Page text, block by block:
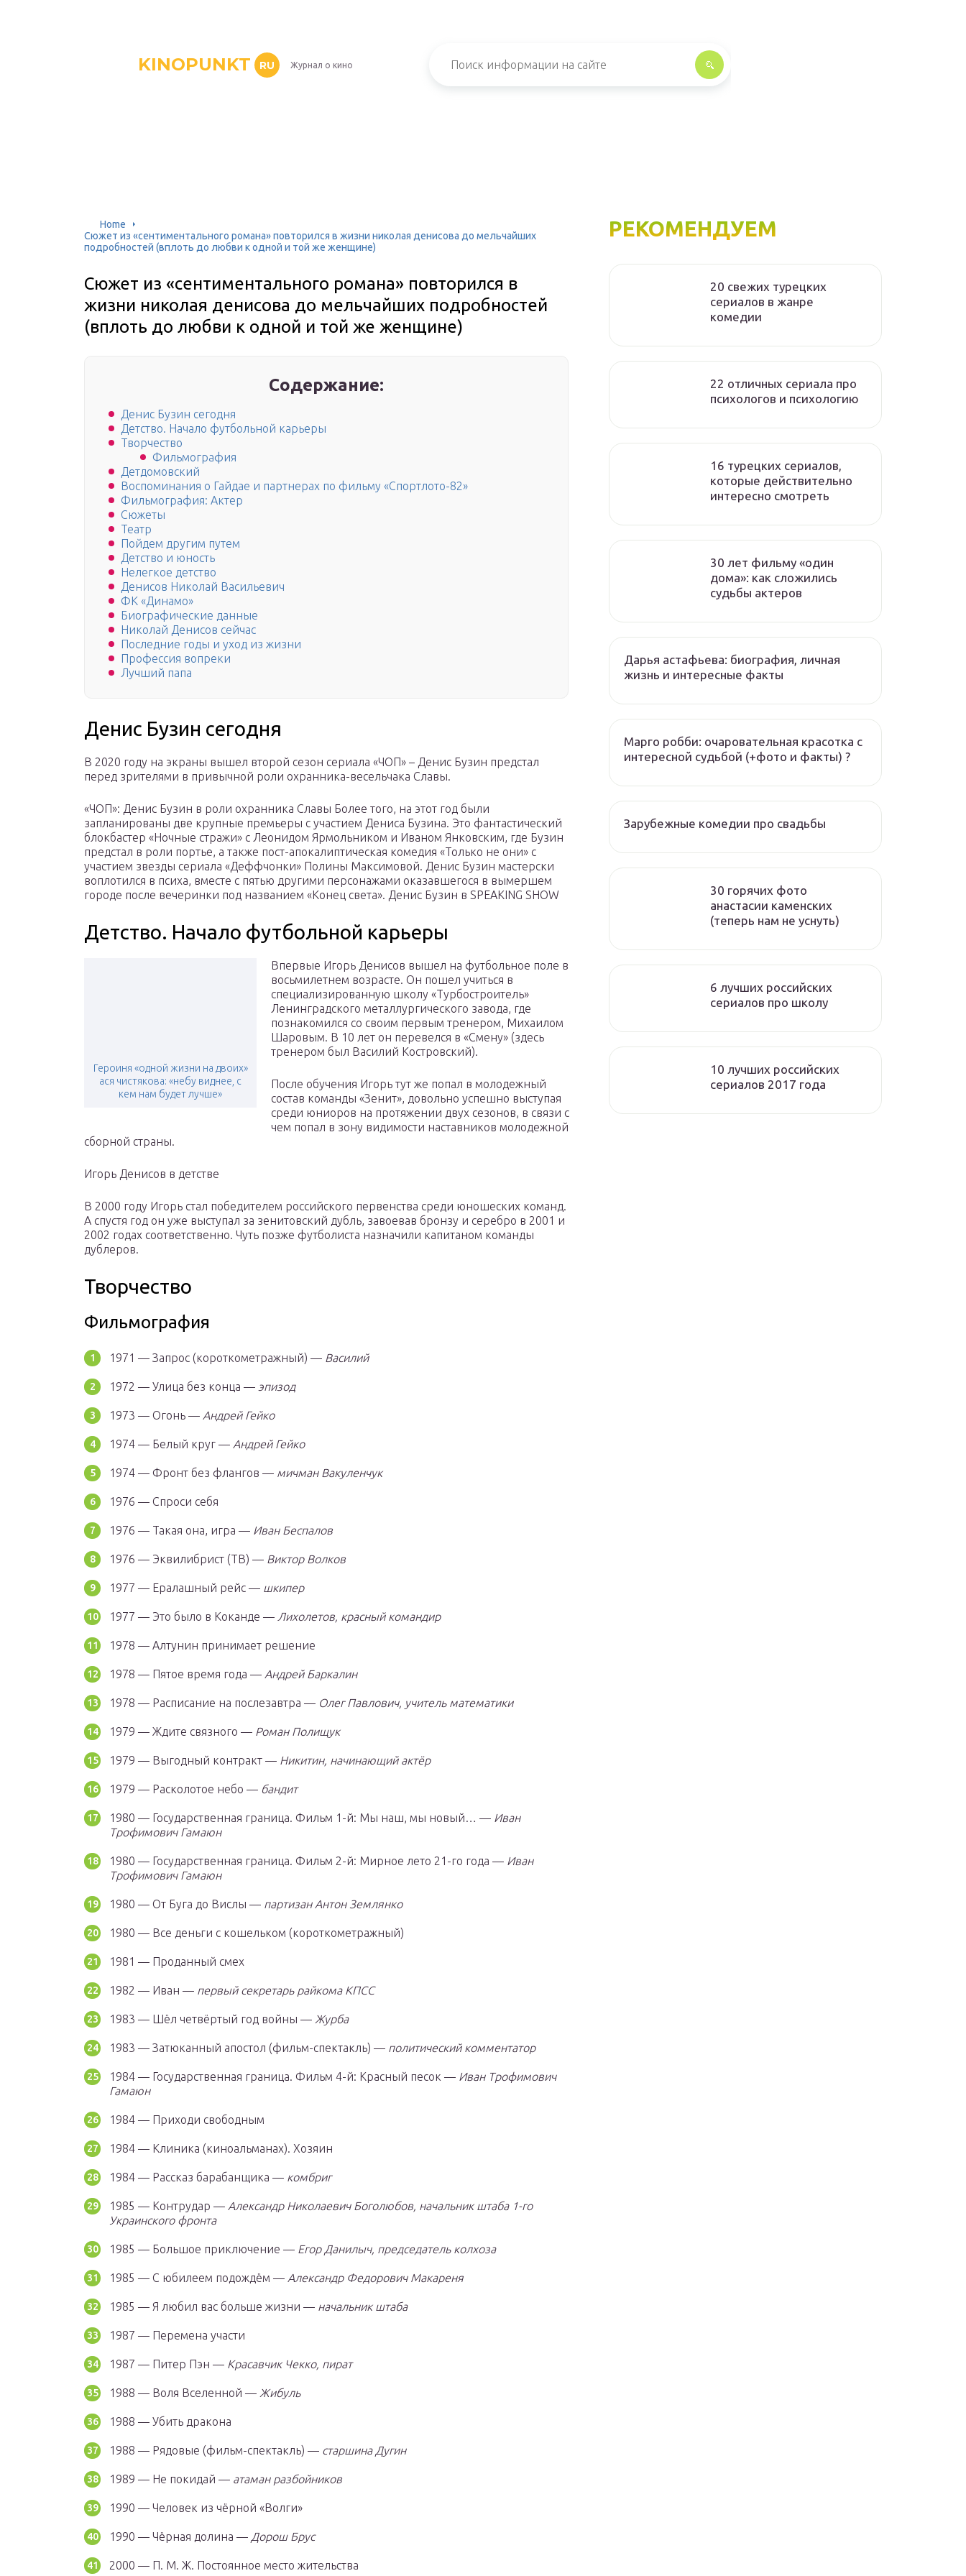
KINOPUNKT RU Журнал о кино
Home
Сюжет из «сентиментального романа» повторился в жизни николая денисова до мельчайших
подробностей (вплоть до любви к одной и той же женщине)
Сюжет из «сентиментального романа» повторился в
жизни николая денисова до мельчайших подробностей
(вплоть до любви к одной и той же женщине)
Содержание:
Денис Бузин сегодня
Детство. Начало футбольной карьеры
Творчество
Фильмография
Детдомовский
Воспоминания о Гайдае и партнерах по фильму «Спортлото-82»
Фильмография: Актер
Сюжеты
Театр
Пойдeм другим путeм
Детство и юность
Нелегкое детство
Денисов Николай Васильевич
ФК «Динамо»
Биографические данные
Николай Денисов сейчас
Последние годы и уход из жизни
Профессия вопреки
Лучший папа
Денис Бузин сегодня
В 2020 году на экраны вышел второй сезон сериала «ЧОП» – Денис Бузин предстал
перед зрителями в привычной роли охранника-весельчака Славы.
«ЧОП»: Денис Бузин в роли охранника Славы Более того, на этот год были
запланированы две крупные премьеры с участием Дениса Бузина. Это фантастический
блокбастер «Ночные стражи» с Леонидом Ярмольником и Иваном Янковским, где Бузин
предстал в роли портье, а также пост-апокалиптическая комедия «Только не они» с
участием звезды сериала «Деффчонки» Полины Максимовой. Денис Бузин мастерски
воплотился в психа, вместе с пятью другими персонажами оказавшегося в вымершем
городе после вечеринки под названием «Конец света». Денис Бузин в SPEAKING SHOW
Детство. Начало футбольной карьеры
Героиня «одной жизни на двоих»
ася чистякова: «небу виднее, с
кем нам будет лучше»
Впервые Игорь Денисов вышел на футбольное поле в
восьмилетнем возрасте. Он пошел учиться в
специализированную школу «Турбостроитель»
Ленинградского металлургического завода, где
познакомился со своим первым тренером, Михаилом
Шаровым. В 10 лет он перевелся в «Смену» (здесь
тренером был Василий Костровский).
После обучения Игорь тут же попал в молодежный
состав команды «Зенит», довольно успешно выступая
среди юниоров на протяжении двух сезонов, в связи с
чем попал в зону видимости наставников молодежной
сборной страны.
Игорь Денисов в детстве
В 2000 году Игорь стал победителем российского первенства среди юношеских команд.
А спустя год он уже выступал за зенитовский дубль, завоевав бронзу и серебро в 2001 и
2002 годах соответственно. Чуть позже футболиста назначили капитаном команды
дублеров.
Творчество
Фильмография
1971 — Запрос (короткометражный) — Василий
1972 — Улица без конца — эпизод
1973 — Огонь — Андрей Гейко
1974 — Белый круг — Андрей Гейко
1974 — Фронт без флангов — мичман Вакуленчук
1976 — Спроси себя
1976 — Такая она, игра — Иван Беспалов
1976 — Эквилибрист (ТВ) — Виктор Волков
1977 — Ералашный рейс — шкипер
1977 — Это было в Коканде — Лихолетов, красный командир
1978 — Алтунин принимает решение
1978 — Пятое время года — Андрей Баркалин
1978 — Расписание на послезавтра — Олег Павлович, учитель математики
1979 — Ждите связного — Роман Полищук
1979 — Выгодный контракт — Никитин, начинающий актёр
1979 — Расколотое небо — бандит
1980 — Государственная граница. Фильм 1-й: Мы наш, мы новый… — Иван
Трофимович Гамаюн
1980 — Государственная граница. Фильм 2-й: Мирное лето 21-го года — Иван
Трофимович Гамаюн
1980 — От Буга до Вислы — партизан Антон Землянко
1980 — Все деньги с кошельком (короткометражный)
1981 — Проданный смех
1982 — Иван — первый секретарь райкома КПСС
1983 — Шёл четвёртый год войны — Журба
1983 — Затюканный апостол (фильм-спектакль) — политический комментатор
1984 — Государственная граница. Фильм 4-й: Красный песок — Иван Трофимович
Гамаюн
1984 — Приходи свободным
1984 — Клиника (киноальманах). Хозяин
1984 — Рассказ барабанщика — комбриг
1985 — Контрудар — Александр Николаевич Боголюбов, начальник штаба 1-го
Украинского фронта
1985 — Большое приключение — Егор Данилыч, председатель колхоза
1985 — С юбилеем подождём — Александр Федорович Макареня
1985 — Я любил вас больше жизни — начальник штаба
1987 — Перемена участи
1987 — Питер Пэн — Красавчик Чекко, пират
1988 — Воля Вселенной — Жибуль
1988 — Убить дракона
1988 — Рядовые (фильм-спектакль) — старшина Дугин
1989 — Не покидай — атаман разбойников
1990 — Человек из чёрной «Волги»
1990 — Чёрная долина — Дорош Брус
2000 — П. М. Ж. Постоянное место жительства
РЕКОМЕНДУЕМ
20 свежих турецких
сериалов в жанре
комедии
22 отличных сериала про
психологов и психологию
16 турецких сериалов,
которые действительно
интересно смотреть
30 лет фильму «один
дома»: как сложились
судьбы актеров
Дарья астафьева: биография, личная
жизнь и интересные факты
Марго робби: очаровательная красотка с
интересной судьбой (+фото и факты) ?
Зарубежные комедии про свадьбы
30 горячих фото
анастасии каменских
(теперь нам не уснуть)
6 лучших российских
сериалов про школу
10 лучших российских
сериалов 2017 года